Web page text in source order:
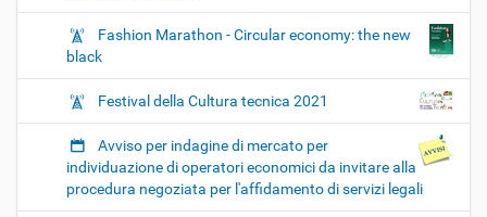
Fashion Marathon - Circular economy: the new
black
Festival della Cultura tecnica 2021
Avviso per indagine di mercato per
individuazione di operatori economici da invitare alla
procedura negoziata per l'affidamento di servizi legali